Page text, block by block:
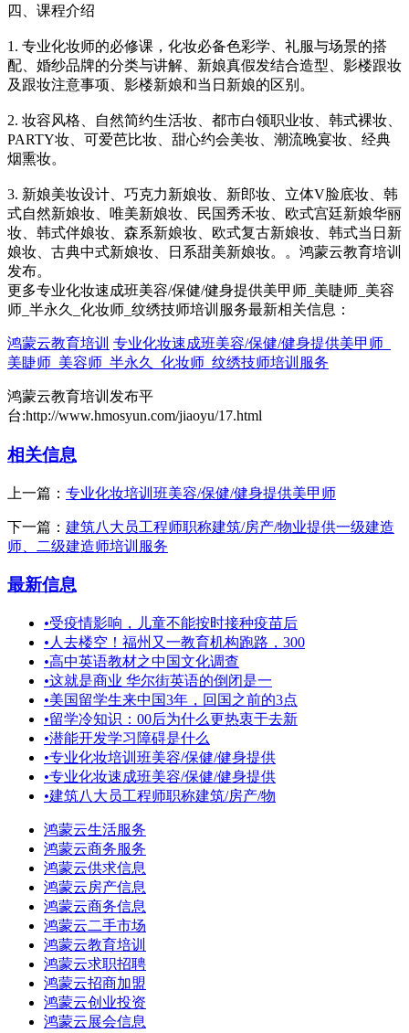
四、课程介绍
1. 专业化妆师的必修课，化妆必备色彩学、礼服与场景的搭
配、婚纱品牌的分类与讲解、新娘真假发结合造型、影楼跟妆
及跟妆注意事项、影楼新娘和当日新娘的区别。
2. 妆容风格、自然简约生活妆、都市白领职业妆、韩式裸妆、
PARTY妆、可爱芭比妆、甜心约会美妆、潮流晚宴妆、经典
烟熏妆。
3. 新娘美妆设计、巧克力新娘妆、新郎妆、立体V脸底妆、韩
式自然新娘妆、唯美新娘妆、民国秀禾妆、欧式宫廷新娘华丽
妆、韩式伴娘妆、森系新娘妆、欧式复古新娘妆、韩式当日新
娘妆、古典中式新娘妆、日系甜美新娘妆。。鸿蒙云教育培训
发布。
更多专业化妆速成班美容/保健/健身提供美甲师_美睫师_美容
师_半永久_化妆师_纹绣技师培训服务最新相关信息：
鸿蒙云教育培训 专业化妆速成班美容/保健/健身提供美甲师_
美睫师_美容师_半永久_化妆师_纹绣技师培训服务
鸿蒙云教育培训发布平
台:http://www.hmosyun.com/jiaoyu/17.html
相关信息
上一篇： 专业化妆培训班美容/保健/健身提供美甲师
下一篇： 建筑八大员工程师职称建筑/房产/物业提供一级建造
师、二级建造师培训服务
最新信息
•受疫情影响，儿童不能按时接种疫苗后
• 人去楼空！福州又一教育机构跑路，300
•高中英语教材之中国文化调查
•这就是商业 华尔街英语的倒闭是一
•美国留学生来中国3年，回国之前的3点
•留学冷知识：00后为什么更热衷于去新
•潜能开发学习障碍是什么
•专业化妆培训班美容/保健/健身提供
•专业化妆速成班美容/保健/健身提供
•建筑八大员工程师职称建筑/房产/物
鸿蒙云生活服务
鸿蒙云商务服务
鸿蒙云供求信息
鸿蒙云房产信息
鸿蒙云商务信息
鸿蒙云二手市场
鸿蒙云教育培训
鸿蒙云求职招聘
鸿蒙云招商加盟
鸿蒙云创业投资
鸿蒙云展会信息